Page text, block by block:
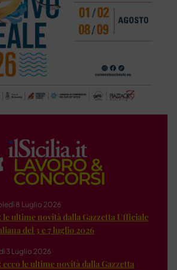
8 Luglio 2026
le ultime novità dalla Gazzetta Ufficiale
del 3 e 7 luglio 2026
3 Luglio 2026
le ultime novità dalla Gazzetta